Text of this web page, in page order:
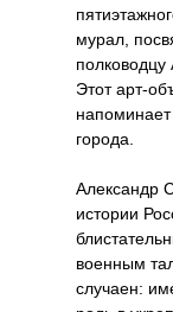
мурал,
полководцу
Этот арт-
города.
Александр
истории
военным
случаен: